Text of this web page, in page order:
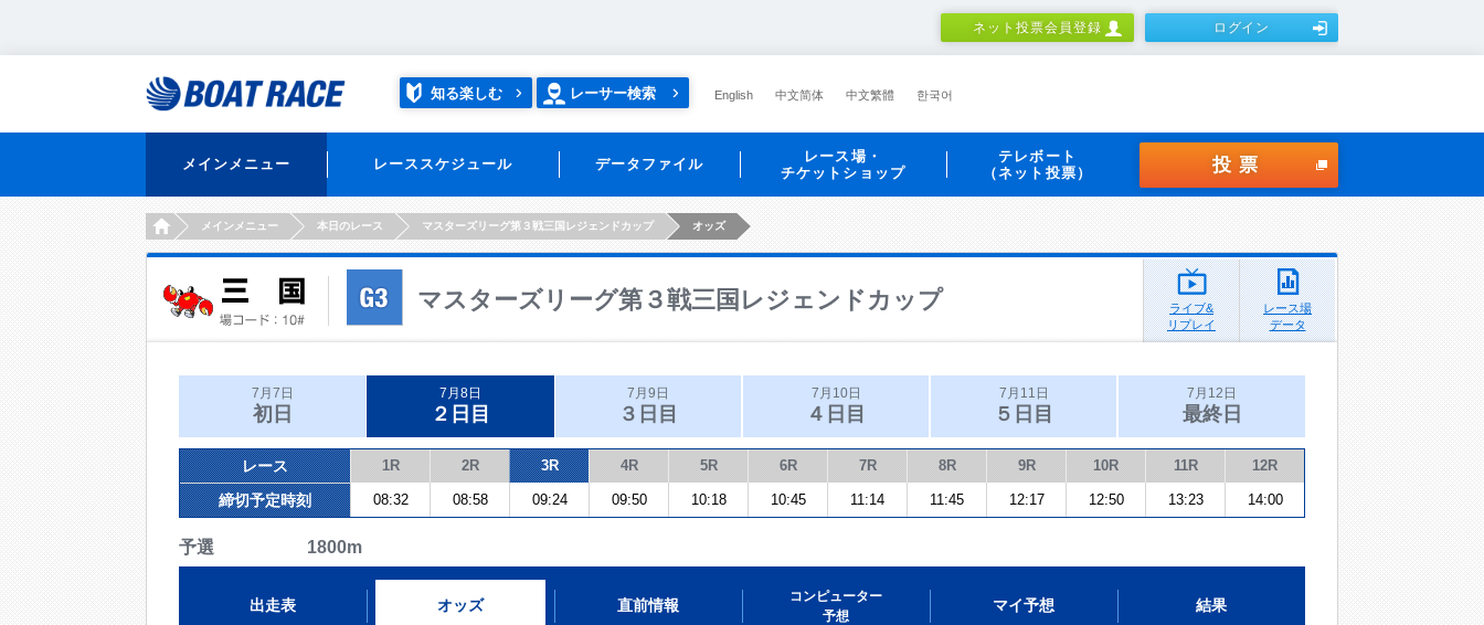
ネット投票会員登録 ログイン
知る楽しむ レーサー検索 English 中文简体 中文繁體 한국어
メインメニュー レーススケジュール データファイル
レース場・
チケットショップ
テレボート
（ネット投票）
投票
HOMEメインメニュー 本日のレース マスターズリーグ第３戦三国レジェンドカップ オッズ
マスターズリーグ第３戦三国レジェンドカップ
ライブ&
リプレイ
レース場
データ
7月7日
初日
7月8日
２日目
7月9日
３日目
7月10日
４日目
7月11日
５日目
7月12日
最終日
レース 1R 2R 3R 4R 5R 6R 7R 8R 9R 10R 11R 12R
締切予定時刻 08:32 08:58 09:24 09:50 10:18 10:45 11:14 11:45 12:17 12:50 13:23 14:00
予選 1800m
出走表 オッズ 直前情報
コンピューター
予想
マイ予想 結果